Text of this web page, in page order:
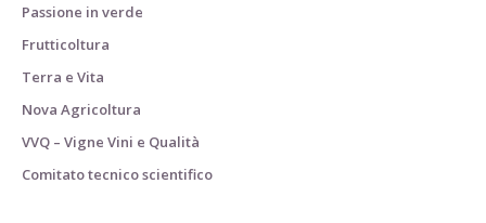
Passione in verde
Frutticoltura
Terra e Vita
Nova Agricoltura
VVQ – Vigne Vini e Qualità
Comitato tecnico scientifico